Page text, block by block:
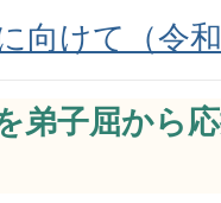
向けて（令
弟子屈から